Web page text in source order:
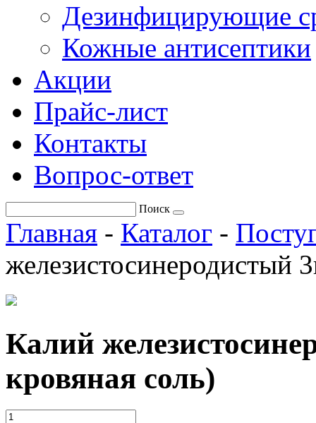
Дезинфицирующие
Кожные антисептики
Акции
Прайс-лист
Контакты
Вопрос-ответ
Поиск
Главная - Каталог -
железистосинеродистый
Калий
кровяная соль)